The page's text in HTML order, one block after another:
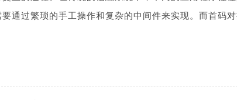
通过繁琐的手工操作和复杂的中间件来实现。而首码